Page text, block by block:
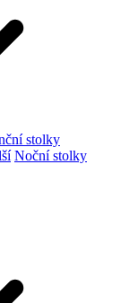
stolky
Noční stolky